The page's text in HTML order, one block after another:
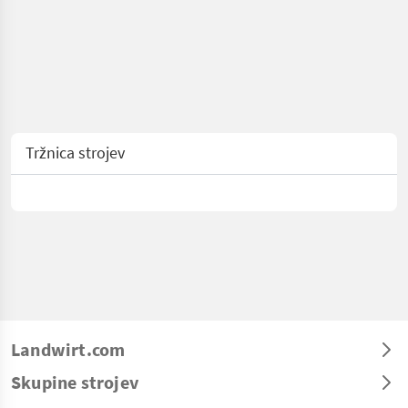
Tržnica strojev
Landwirt.com
Skupine strojev